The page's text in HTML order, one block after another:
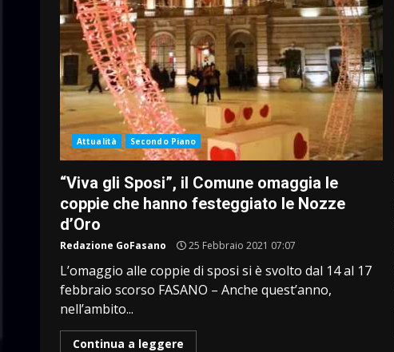
Attualità Secondo Piano
“Viva gli Sposi”, il Comune omaggia le
coppie che hanno festeggiato le Nozze
d’Oro
Redazione GoFasano 25 Febbraio 2021 07:07
L’omaggio alle coppie di sposi si è svolto dal 14 al 17
febbraio scorso FASANO – Anche quest’anno,
nell’ambito...
Continua a leggere